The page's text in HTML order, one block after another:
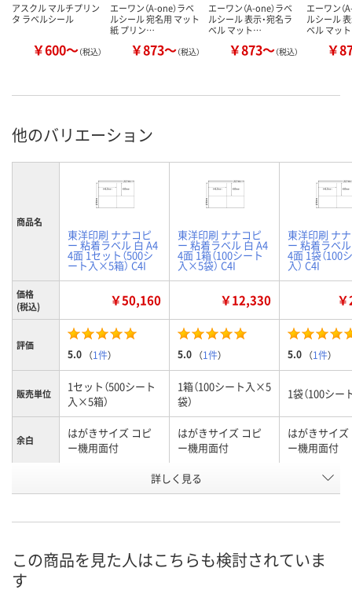
アスクル マルチプリン
タ ラベルシール
￥600～（税込）
エーワン（A-one）ラベ
ルシール 宛名用 マット
紙 プリン…
￥873～（税込）
エーワン（A-one）ラベ
ルシール 表示・宛名ラ
ベル マット…
￥873～（税込）
エーワン（
ルシール
ベル マッ
￥
他のバリエーション
商品名
東洋印刷 ナナコピ
ー 粘着ラベル 白 A4
4面 1セット（500シ
ート入×5箱） C4I
東洋印刷 ナナコピ
ー 粘着ラベル 白 A4
4面 1箱（100シート
入×5袋） C4I
東洋印刷 ナ
ー 粘着ラベ
4面 1袋（100
入） C4I
価格
(税込)
￥50,160 ￥12,330
評価
5.0 （1件） 5.0 （1件） 5.0 （1件）
販売単位
1セット（500シート
入×5箱）
1箱（100シート入×5
袋）
1袋（100シー
余白
はがきサイズ コピ
ー機用面付
はがきサイズ コピ
ー機用面付
はがきサイズ
ー機用面付
4
在庫 3点 あり あり
詳しく見る
この商品を見た人はこちらも検討されていま
す